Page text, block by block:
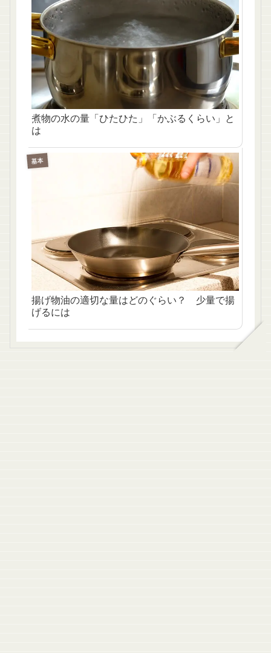
煮物の水の量「ひたひた」「かぶるくらい」と
は
基本
揚げ物油の適切な量はどのぐらい？ 少量で揚
げるには